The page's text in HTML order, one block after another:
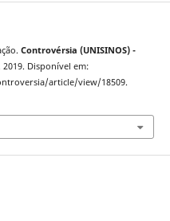
Controvérsia (UNISINOS) -
2019. Disponível em:
article/view/18509.